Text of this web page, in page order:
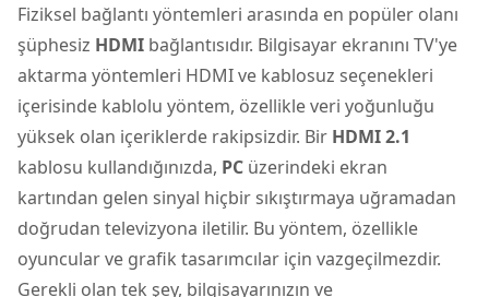
Fiziksel bağlantı yöntemleri arasında en popüler olanı
şüphesiz HDMI bağlantısıdır. Bilgisayar ekranını TV'ye
aktarma yöntemleri HDMI ve kablosuz seçenekleri
içerisinde kablolu yöntem, özellikle veri yoğunluğu
yüksek olan içeriklerde rakipsizdir. Bir HDMI 2.1
kablosu kullandığınızda, PC üzerindeki ekran
kartından gelen sinyal hiçbir sıkıştırmaya uğramadan
doğrudan televizyona iletilir. Bu yöntem, özellikle
oyuncular ve grafik tasarımcılar için vazgeçilmezdir.
Gerekli olan tek şey, bilgisayarınızın ve